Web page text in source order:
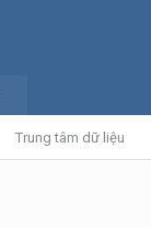
Trung tâm dữ liệu